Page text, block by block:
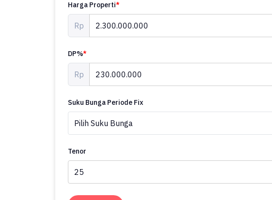
Harga Properti*
Rp
DP%*
Rp
Suku Bunga Periode Fix
Tenor